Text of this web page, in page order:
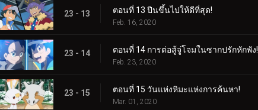
23 - 13 ตอนที่ 13 ปีนขึ้นไปให้ดีที่สุด!
Feb. 16, 2020
23 - 14 ตอนที่ 14 การต่อสู้จู่โจมในซากปรักหักพัง!
Feb. 23, 2020
23 - 15 ตอนที่ 15 วันแห่งหิมะแห่งการค้นหา!
Mar. 01, 2020